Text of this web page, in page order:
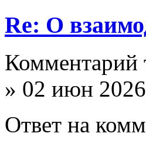
Re: О
Комментарий
» 02 июн
Ответ на